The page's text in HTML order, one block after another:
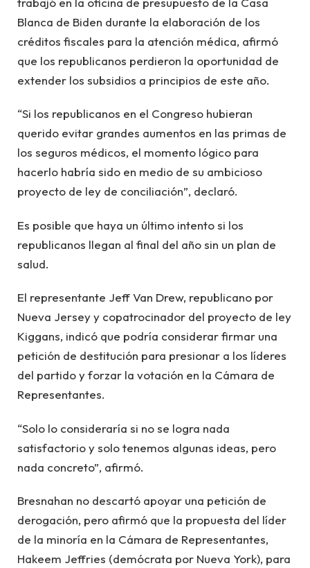
Blanca de Biden durante la elaboración de los
créditos fiscales para la atención médica, afirmó
que los republicanos perdieron la oportunidad de
extender los subsidios a principios de este año.
“Si los republicanos en el Congreso hubieran
querido evitar grandes aumentos en las primas de
los seguros médicos, el momento lógico para
hacerlo habría sido en medio de su ambicioso
proyecto de ley de conciliación”, declaró.
Es posible que haya un último intento si los
republicanos llegan al final del año sin un plan de
salud.
El representante Jeff Van Drew, republicano por
Nueva Jersey y copatrocinador del proyecto de ley
Kiggans, indicó que podría considerar firmar una
petición de destitución para presionar a los líderes
del partido y forzar la votación en la Cámara de
Representantes.
“Solo lo consideraría si no se logra nada
satisfactorio y solo tenemos algunas ideas, pero
nada concreto”, afirmó.
Bresnahan no descartó apoyar una petición de
derogación, pero afirmó que la propuesta del líder
de la minoría en la Cámara de Representantes,
Hakeem Jeffries (demócrata por Nueva York), para